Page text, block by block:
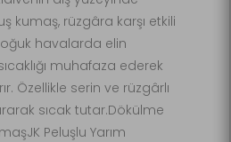
kumaş, rüzgâra karşı etkili
havalarda elin
muhafaza ederek
Özellikle serin ve rüzgârlı
sıcak tutar.Dökülme
Peluşlu Yarım